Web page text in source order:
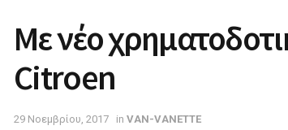
Με νέο
Citroen
29 Νοεμβρίου, 2017 in VAN-VANETTΕ